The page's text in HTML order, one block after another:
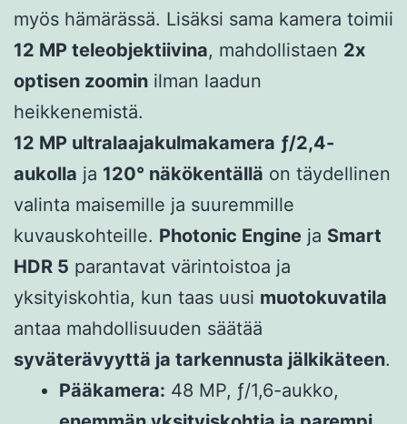
myös hämärässä. Lisäksi sama kamera toimii
12 MP teleobjektiivina, mahdollistaen 2x
optisen zoomin ilman laadun
heikkenemistä.
12 MP ultralaajakulmakamera ƒ/2,4-
aukolla ja 120° näkökentällä on täydellinen
valinta maisemille ja suuremmille
kuvauskohteille. Photonic Engine ja Smart
HDR 5 parantavat värintoistoa ja
yksityiskohtia, kun taas uusi muotokuvatila
antaa mahdollisuuden säätää
syväterävyyttä ja tarkennusta jälkikäteen.
Pääkamera: 48 MP, ƒ/1,6-aukko,